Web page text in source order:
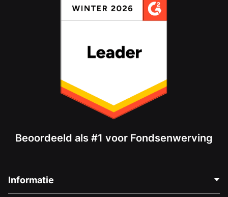
Beoordeeld als #1 voor Fondsenwerving
Informatie